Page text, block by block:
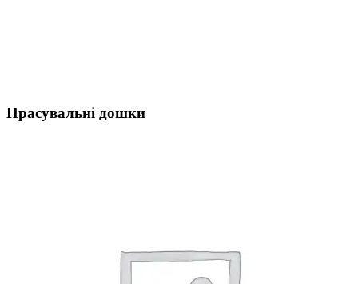
Прасувальні дошки